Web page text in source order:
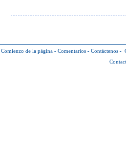
Comienzo de la página - Comentarios - Contáctenos -